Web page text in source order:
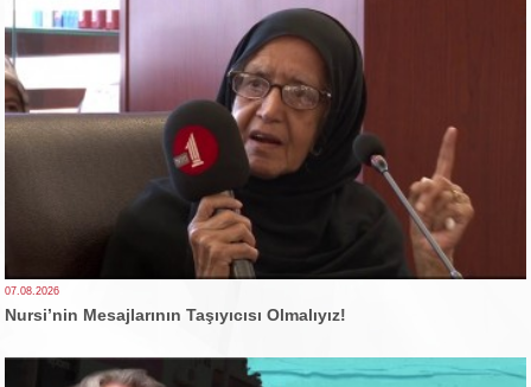
07.08.2026
Nursi’nin Mesajlarının Taşıyıcısı Olmalıyız!